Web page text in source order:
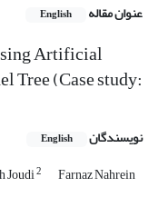
عنوان مقاله English
Artificial
Tree (Case study:
نویسندگان English
Joudi2 Farnaz Nahrein